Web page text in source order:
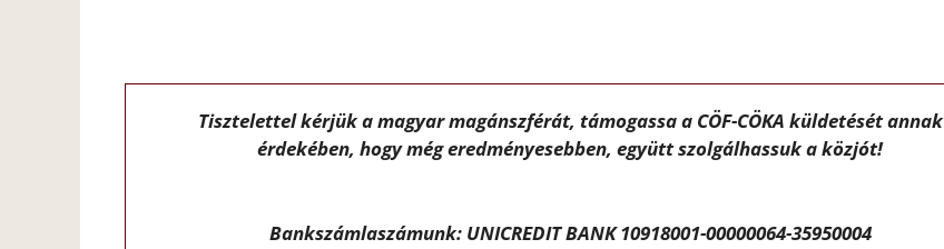
Tisztelettel kérjük a magyar magánszférát, támogassa a CÖF-CÖKA küldetését annak
érdekében, hogy még eredményesebben, együtt szolgálhassuk a közjót!
Bankszámlaszámunk: UNICREDIT BANK 10918001-00000064-35950004